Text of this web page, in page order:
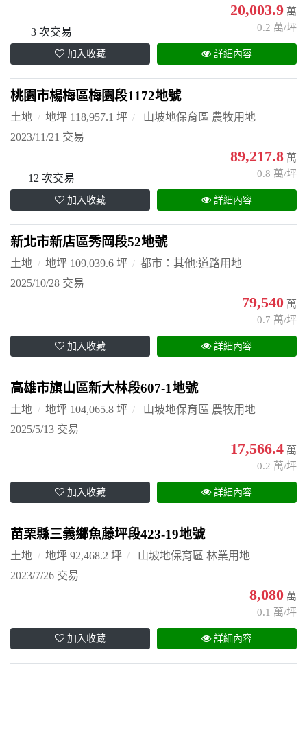
3 次交易
20,003.9 萬
0.2 萬/坪
加入收藏 詳細內容
桃園市楊梅區梅園段1172地號
土地 地坪 118,957.1 坪
山坡地保育區 農牧用地
2023/11/21 交易
12 次交易
89,217.8 萬
0.8 萬/坪
加入收藏 詳細內容
新北市新店區秀岡段52地號
土地 地坪 109,039.6 坪
都市：其他:道路用地
2025/10/28 交易
79,540 萬
0.7 萬/坪
加入收藏 詳細內容
高雄市旗山區新大林段607-1地號
土地 地坪 104,065.8 坪
山坡地保育區 農牧用地
2025/5/13 交易
17,566.4 萬
0.2 萬/坪
加入收藏 詳細內容
苗栗縣三義鄉魚藤坪段423-19地號
土地 地坪 92,468.2 坪
山坡地保育區 林業用地
2023/7/26 交易
8,080 萬
0.1 萬/坪
加入收藏 詳細內容